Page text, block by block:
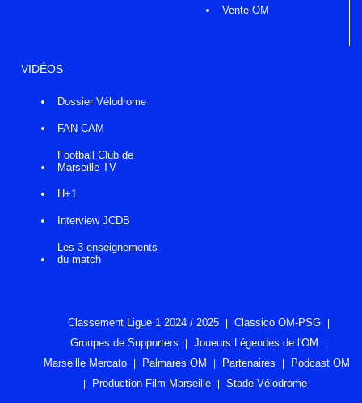
Vente OM
VIDÉOS
Dossier Vélodrome
FAN CAM
Football Club de
Marseille TV
H+1
Interview JCDB
Les 3 enseignements
du match
Classement Ligue 1 2024 / 2025
Classico OM-PSG
Groupes de Supporters
Joueurs Légendes de l'OM
Marseille Mercato
Palmares OM Partenaires
Podcast OM
Production Film Marseille
Stade Vélodrome